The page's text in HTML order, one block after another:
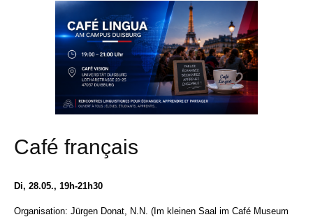
Café français
Di, 28.05., 19h-21h30
Organisation: Jürgen Donat, N.N. (Im kleinen Saal im Café Museum